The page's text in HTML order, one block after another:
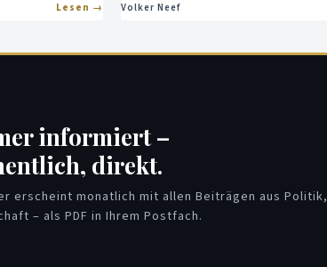
Lesen Volker Neef
informiert –
direkt.
erscheint monatlich mit allen Beiträgen aus Politik,
– als PDF in Ihrem Postfach.